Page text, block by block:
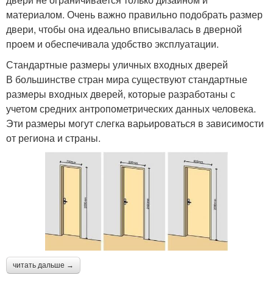
материалом. Очень важно правильно подобрать размер
двери, чтобы она идеально вписывалась в дверной
проем и обеспечивала удобство эксплуатации.
Стандартные размеры уличных входных дверей
В большинстве стран мира существуют стандартные
размеры входных дверей, которые разработаны с
учетом средних антропометрических данных человека.
Эти размеры могут слегка варьироваться в зависимости
от региона и страны.
читать дальше →